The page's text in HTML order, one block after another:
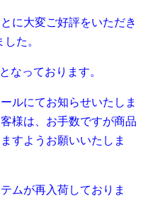
に大変ご好評をいただき
た。
なっております。
ルにてお知らせいたしま
様は、お手数ですが商品
すようお願いいたしま
ムが再入荷しておりま